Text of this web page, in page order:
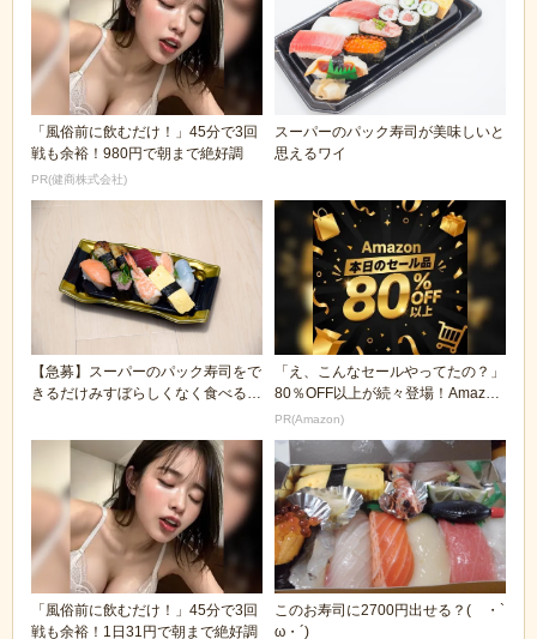
「風俗前に飲むだけ！」45分で3回
戦も余裕！980円で朝まで絶好調
PR(健商株式会社)
スーパーのパック寿司が美味しいと
思えるワイ
【急募】スーパーのパック寿司をで
きるだけみすぼらしくなく食べる方
「え、こんなセールやってたの？」
80％OFF以上が続々登場！Amazon
の本気が...
PR(Amazon)
「風俗前に飲むだけ！」45分で3回
戦も余裕！1日31円で朝まで絶好調
このお寿司に2700円出せる？( ・`
ω・´)